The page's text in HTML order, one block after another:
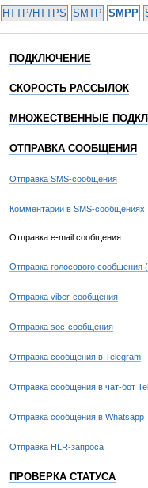
HTTP/HTTPS SMTP SMPP
ПОДКЛЮЧЕНИЕ
СКОРОСТЬ РАССЫЛОК
МНОЖЕСТВЕННЫЕ
ОТПРАВКА СООБЩЕНИЯ
Отправка SMS-сообщения
Комментарии в SMS-сообщениях
Отправка e-mail сообщения
Отправка голосового сообщения
Отправка viber-сообщения
Отправка soc-сообщения
Отправка сообщения в Telegram
Отправка сообщения в чат-бот
Отправка сообщения в Whatsapp
Отправка HLR-запроса
ПРОВЕРКА СТАТУСА